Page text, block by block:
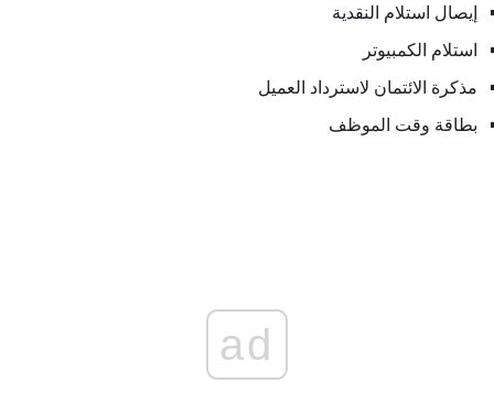
إيصال استلام النقدية
استلام الكمبيوتر
مذكرة الائتمان لاسترداد العميل
بطاقة وقت الموظف
ad